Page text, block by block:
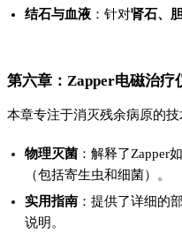
结石与血液 ：针对肾石、
第六章：Zapper电磁治疗
本章专注于消灭残余病原的技
物理灭菌 ：解释了Zapper
（包括寄生虫和细菌）。
实用指南 ：提供了详细的
说明。